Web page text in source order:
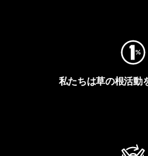
私たちは草の根活動